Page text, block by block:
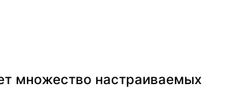
множество настраиваемых